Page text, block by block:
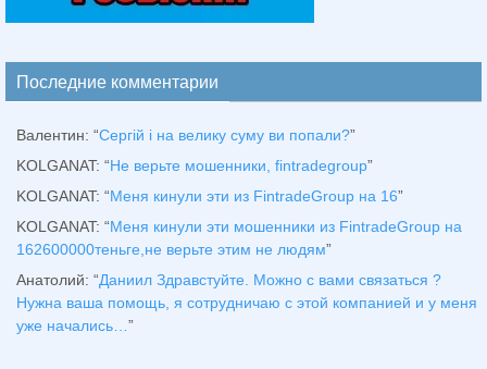
Последние комментарии
Валентин: “Сергій і на велику суму ви попали?”
KOLGANAT: “Не верьте мошенники, fintradegroup”
KOLGANAT: “Меня кинули эти из FintradeGroup на 16”
KOLGANAT: “Меня кинули эти мошенники из FintradeGroup на
162600000теньге,не верьте этим не людям”
Анатолий: “Даниил Здравстуйте. Можно с вами связаться ?
Нужна ваша помощь, я сотрудничаю с этой компанией и у меня
уже начались… ”